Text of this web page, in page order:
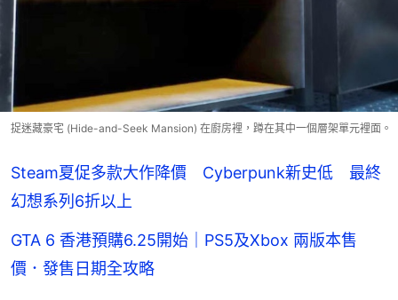
捉迷藏豪宅 (Hide-and-Seek Mansion) 在廚房裡，蹲在其中一個層架單元裡面。
Steam夏促多款大作降價 Cyberpunk新史低 最終
幻想系列6折以上
GTA 6 香港預購6.25開始｜PS5及Xbox 兩版本售
價．發售日期全攻略